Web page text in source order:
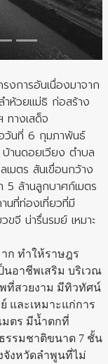
งการอันเนื่องมาจาก
ำห้วยแม่ธิ ก่อสร้าง
ทางเสด็จ
อวันที่ 6 กุมภาพันธ์
านดอยเวียง ตำบล
มตร สันเขื่อนกว้าง
5 ล้านลูกบาศก์เมตร
นที่ท่องเที่ยวที่มี
จี น่ารื่นรมย์ เหมาะ
ก ทำให้ราษฎร
นอาชีพเสริม บริเวณ
ที่สวยงาม มีทิวทัศน์
และเหมาะแก่การ
มตร มีน้ำตกที่
รรมชาติขนาด 7 ชั้น
จังหวัดลำพูนที่ไม่